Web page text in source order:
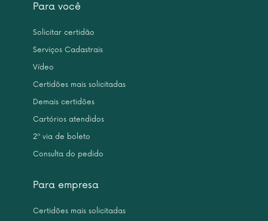
Para você
Solicitar certidão
Serviços Cadastrais
Vídeo
Certidões mais solicitadas
Demais certidões
Cartórios atendidos
2ª via de boleto
Consulta do pedido
Para empresa
Certidões mais solicitadas